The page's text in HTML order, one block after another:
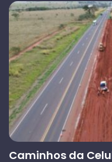
Caminhos da